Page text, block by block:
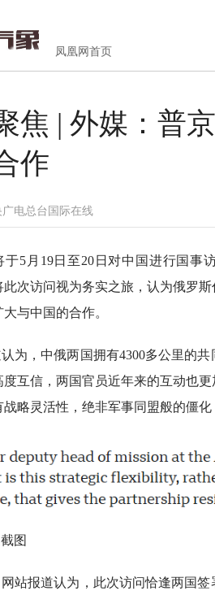
凤凰网首页
焦 | 外媒：普
作
广电总台国际在线
5月19日至20日对中国进行国事
此次访问视为务实之旅，认为俄罗
与中国的合作。
为，中俄两国拥有4300多公里的
互信，两国官员近年来的互动也
略灵活性，绝非军事同盟般的僵化
图
网站报道认为，此次访问恰逢两国